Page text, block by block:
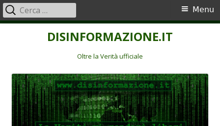
DISINFORMAZIONE.IT
Oltre la Verità ufficiale
Menu
principale
Menu
Ricerca
per: